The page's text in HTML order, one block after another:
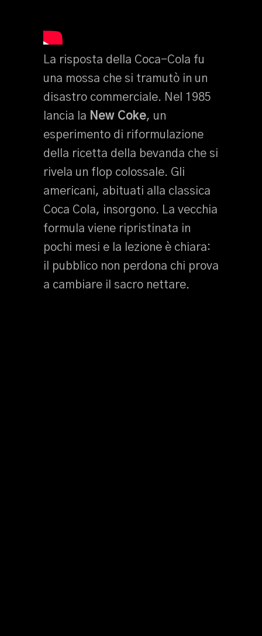
La risposta della Coca-Cola fu
una mossa che si tramutò in un
disastro commerciale. Nel 1985
lancia la New Coke, un
esperimento di riformulazione
della ricetta della bevanda che si
rivela un flop colossale. Gli
americani, abituati alla classica
Coca Cola, insorgono. La vecchia
formula viene ripristinata in
pochi mesi e la lezione è chiara:
il pubblico non perdona chi prova
a cambiare il sacro nettare.